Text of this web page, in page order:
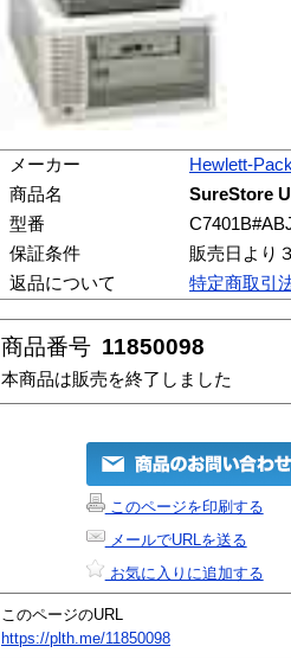
メーカー
Hewlett-
商品名
SureStore
型番
保証条件
販売日より
返品について
特定商取引
商品番号 11850098
本商品は販売を終了しました
このページを印刷する
メールでURLを送る
お気に入りに追加する
このページのURL
https://plth.me/11850098